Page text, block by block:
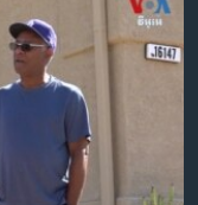
available